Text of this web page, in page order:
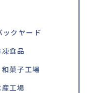
ックヤード
食品
和菓子工場
工場